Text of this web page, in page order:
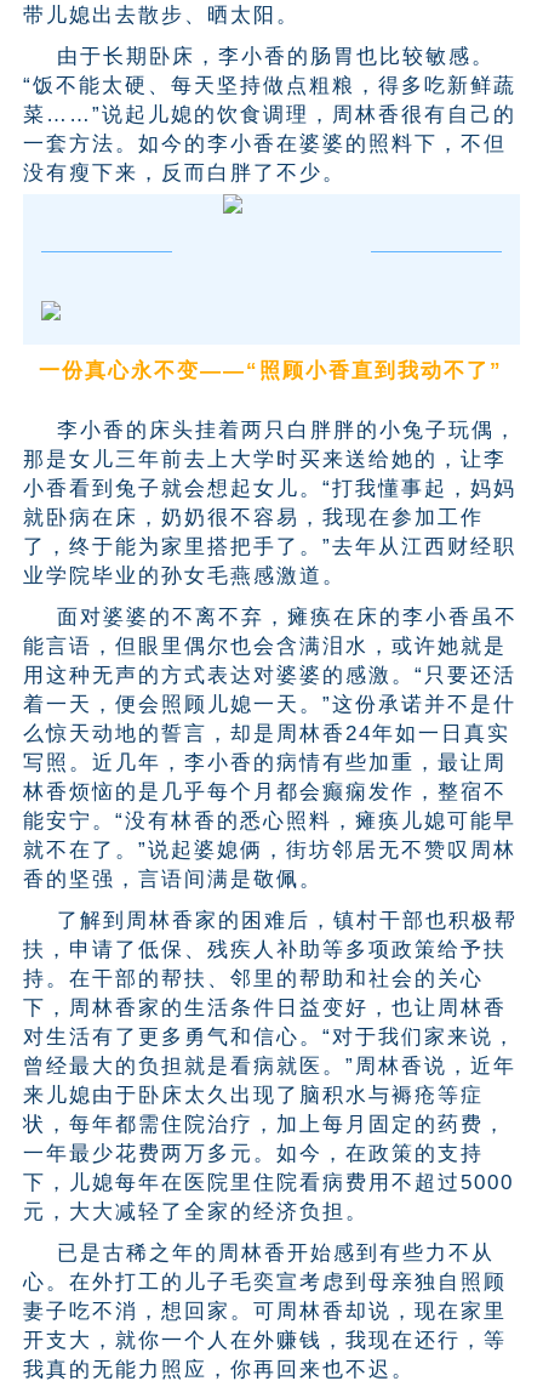
带儿媳出去散步、晒太阳。
由于长期卧床，李小香的肠胃也比较敏感。
“饭不能太硬、每天坚持做点粗粮，得多吃新鲜蔬
菜……”说起儿媳的饮食调理，周林香很有自己的
一套方法。如今的李小香在婆婆的照料下，不但
没有瘦下来，反而白胖了不少。
一份真心永不变——“照顾小香直到我动不了”
李小香的床头挂着两只白胖胖的小兔子玩偶，
那是女儿三年前去上大学时买来送给她的，让李
小香看到兔子就会想起女儿。“打我懂事起，妈妈
就卧病在床，奶奶很不容易，我现在参加工作
了，终于能为家里搭把手了。”去年从江西财经职
业学院毕业的孙女毛燕感激道。
面对婆婆的不离不弃，瘫痪在床的李小香虽不
能言语，但眼里偶尔也会含满泪水，或许她就是
用这种无声的方式表达对婆婆的感激。“只要还活
着一天，便会照顾儿媳一天。”这份承诺并不是什
么惊天动地的誓言，却是周林香24年如一日真实
写照。近几年，李小香的病情有些加重，最让周
林香烦恼的是几乎每个月都会癫痫发作，整宿不
能安宁。“没有林香的悉心照料，瘫痪儿媳可能早
就不在了。”说起婆媳俩，街坊邻居无不赞叹周林
香的坚强，言语间满是敬佩。
了解到周林香家的困难后，镇村干部也积极帮
扶，申请了低保、残疾人补助等多项政策给予扶
持。在干部的帮扶、邻里的帮助和社会的关心
下，周林香家的生活条件日益变好，也让周林香
对生活有了更多勇气和信心。“对于我们家来说，
曾经最大的负担就是看病就医。”周林香说，近年
来儿媳由于卧床太久出现了脑积水与褥疮等症
状，每年都需住院治疗，加上每月固定的药费，
一年最少花费两万多元。如今，在政策的支持
下，儿媳每年在医院里住院看病费用不超过5000
元，大大减轻了全家的经济负担。
已是古稀之年的周林香开始感到有些力不从
心。在外打工的儿子毛奕宣考虑到母亲独自照顾
妻子吃不消，想回家。可周林香却说，现在家里
开支大，就你一个人在外赚钱，我现在还行，等
我真的无能力照应，你再回来也不迟。